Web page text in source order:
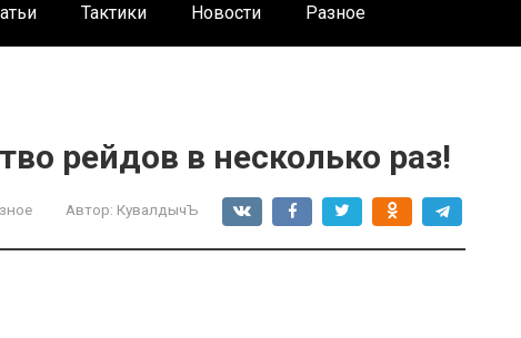
Тактики Новости Разное
рейдов в несколько раз!
Автор: КувалдычЪ